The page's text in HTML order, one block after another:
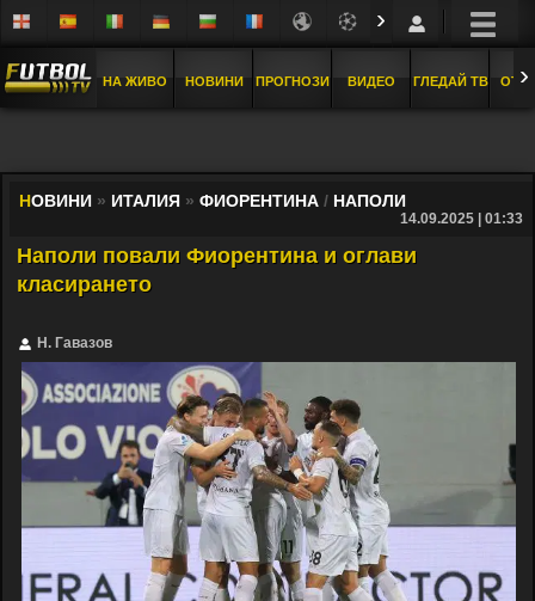
›
НА ЖИВО НОВИНИ ПРОГНОЗИ ВИДЕО ГЛЕДАЙ ТВ ›
НОВИНИ » ИТАЛИЯ » ФИОРЕНТИНА / НАПОЛИ
14.09.2025 | 01:33
Наполи повали Фиорентина и оглави
класирането
Н. Гавазов